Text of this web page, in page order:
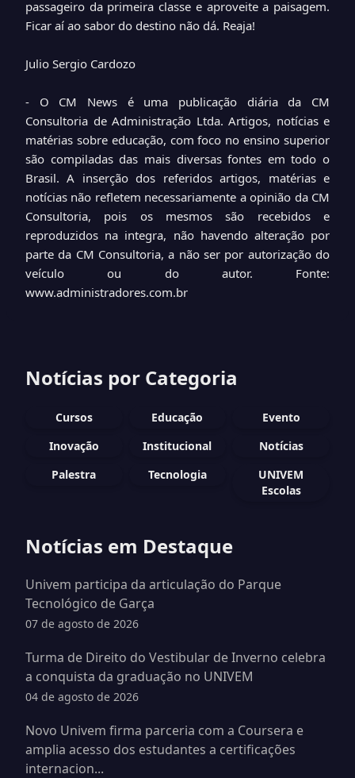
passageiro da primeira classe e aproveite a paisagem.
Ficar aí ao sabor do destino não dá. Reaja!
Julio Sergio Cardozo
- O CM News é uma publicação diária da CM
Consultoria de Administração Ltda. Artigos, notícias e
matérias sobre educação, com foco no ensino superior
são compiladas das mais diversas fontes em todo o
Brasil. A inserção dos referidos artigos, matérias e
notícias não refletem necessariamente a opinião da CM
Consultoria, pois os mesmos são recebidos e
reproduzidos na integra, não havendo alteração por
parte da CM Consultoria, a não ser por autorização do
veículo ou do autor. Fonte:
www.administradores.com.br
Notícias por Categoria
Cursos Educação
Evento
Inovação
Institucional
Notícias
Palestra
Tecnologia
UNIVEM
Escolas
Notícias em Destaque
Univem participa da articulação do Parque
Tecnológico de Garça
07 de agosto de 2026
Turma de Direito do Vestibular de Inverno celebra
a conquista da graduação no UNIVEM
04 de agosto de 2026
Novo Univem firma parceria com a Coursera e
amplia acesso dos estudantes a certificações
internacion...